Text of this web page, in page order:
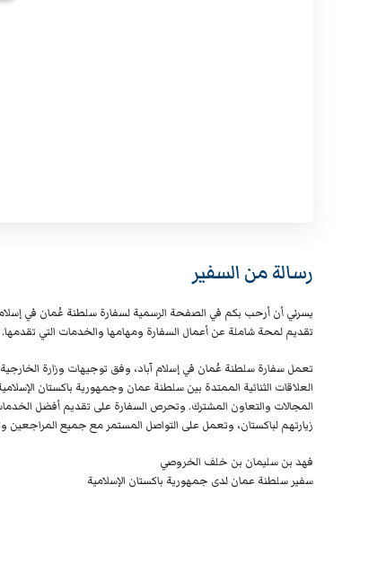
رسالة من السفير
يسرني أن أرحب بكم في الصفحة الرسمية لسفارة سلطنة عُمان في إسلام
تقديم لمحة شاملة عن أعمال السفارة ومهامها والخدمات التي تقدمها.
تعمل سفارة سلطنة عُمان في إسلام آباد، وفق توجيهات وزارة
العلاقات الثنائية الممتدة بين سلطنة عمان وجمهورية باكستان
المجالات والتعاون المشترك. وتحرص السفارة على تقديم أفضل الخدمات
زيارتهم لباكستان، وتعمل على التواصل المستمر مع جميع المراجعين
فهد بن سليمان بن خلف الخروصي
سفير سلطنة عمان لدى جمهورية باكستان الإسلامية